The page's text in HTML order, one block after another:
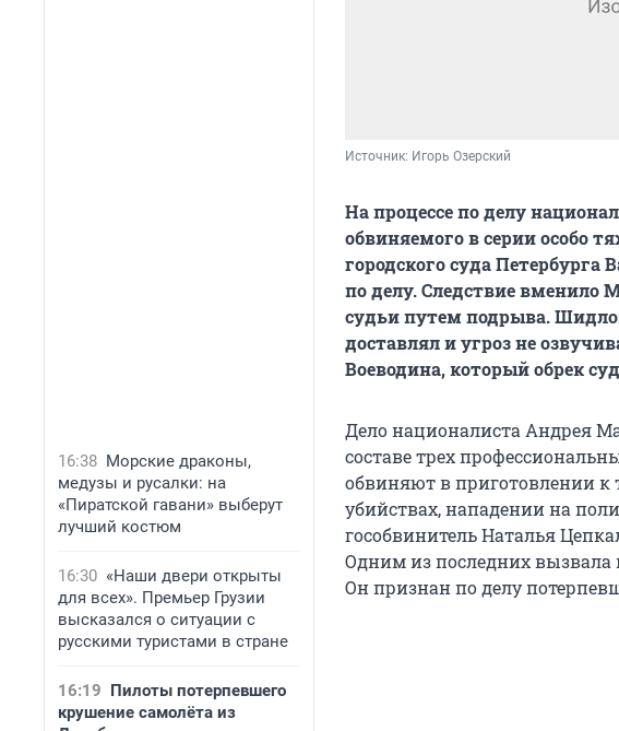
16:38 Морские драконы,
медузы и русалки: на
«Пиратской гавани» выберут
лучший костюм
16:30 «Наши двери открыты
для всех». Премьер Грузии
высказался о ситуации с
русскими туристами в стране
16:19 Пилоты потерпевшего
крушение самолёта из
Источник: Игорь Озерский
На процессе по делу
обвиняемого в серии особо
городского суда
по делу. Следствие вменило
судьи путем подрыва.
доставлял и угроз не
Воеводина, который обрек
Дело националиста Андрея
составе трех
обвиняют в приготовлении к
убийствах, нападении на
гособвинитель Наталья
Одним из последних вызвала
Он признан по делу